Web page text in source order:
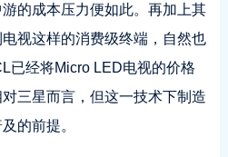
的成本压力便如此。再加上其
视这样的消费级终端，自然也
已经将Micro LED电视的价格
三星而言，但这一技术下制造
的前提。